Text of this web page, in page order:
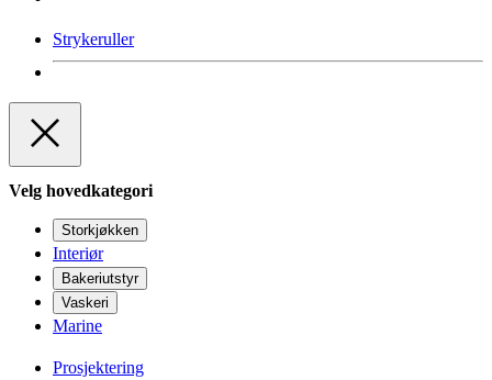
Strykeruller
Velg hovedkategori
Storkjøkken
Interiør
Bakeriutstyr
Vaskeri
Marine
Prosjektering